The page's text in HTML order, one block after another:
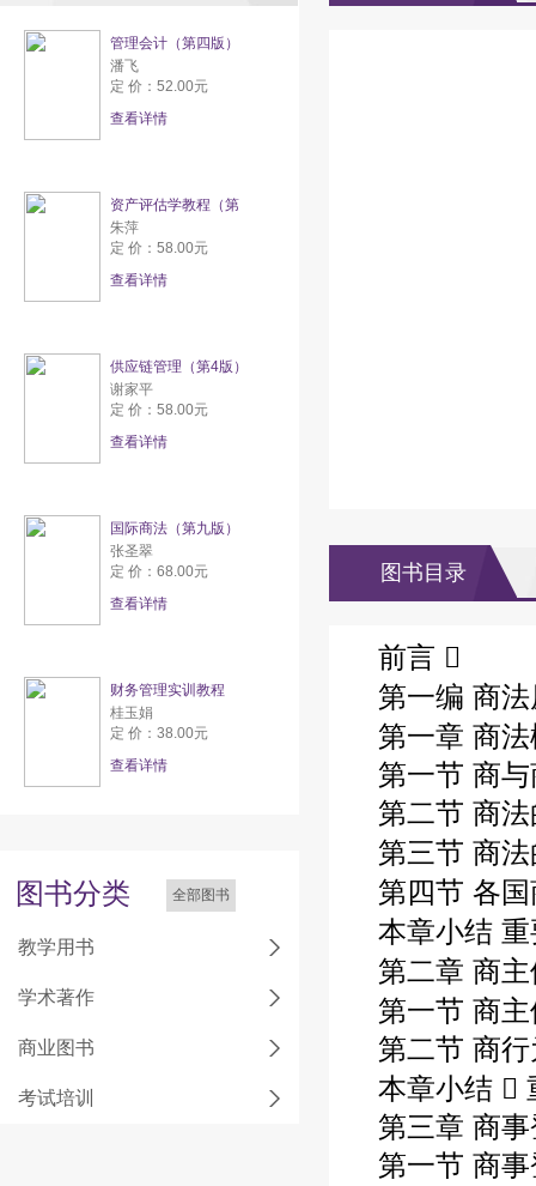
管理会计（第四版）
潘飞
定 价：52.00元
查看详情
资产评估学教程（第
朱萍
定 价：58.00元
查看详情
供应链管理（第4版）
谢家平
定 价：58.00元
查看详情
国际商法（第九版）
张圣翠
定 价：68.00元
查看详情
财务管理实训教程
桂玉娟
定 价：38.00元
查看详情
图书分类 全部图书
教学用书
学术著作
商业图书
考试培训
图书目录
前言 
第一编 商
第一章 商
第一节 商
第二节 商
第三节 商
第四节 各
本章小结
第二章 商
第一节 商
第二节 商行
本章小结 
第三章 商
第一节 商